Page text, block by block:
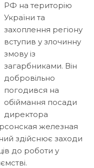
РФ на територію
України та
захоплення регіону
вступив у злочинну
змову із
загарбниками. Він
добровільно
погодився на
обіймання посади
директора
железная
здійснює заходи
до роботи у